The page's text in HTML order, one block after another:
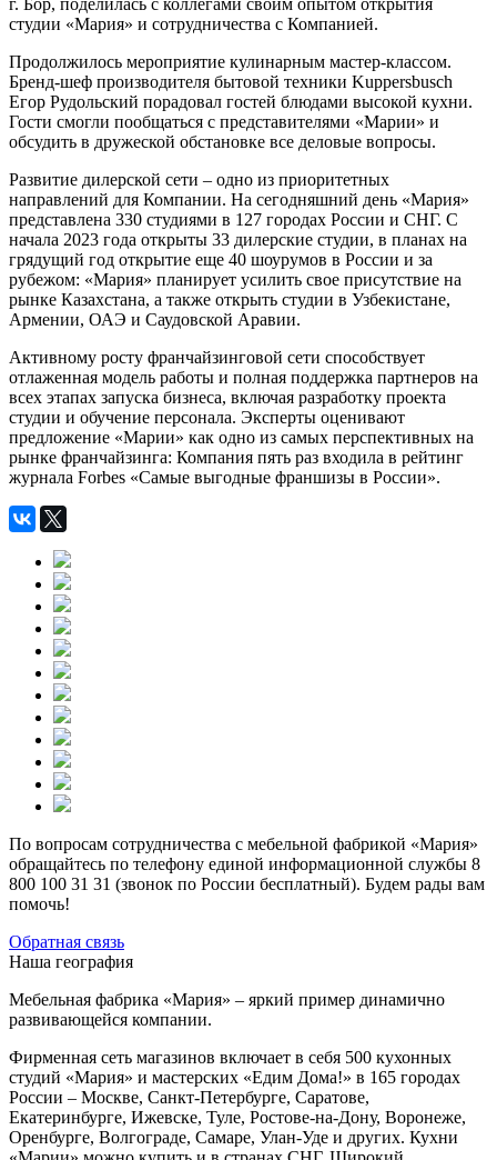
студии «Мария» и сотрудничества с Компанией.
Продолжилось мероприятие кулинарным мастер-классом.
Бренд-шеф производителя бытовой техники Kuppersbusch
Егор Рудольский порадовал гостей блюдами высокой кухни.
Гости смогли пообщаться с представителями «Марии» и
обсудить в дружеской обстановке все деловые вопросы.
Развитие дилерской сети – одно из приоритетных
направлений для Компании. На сегодняшний день «Мария»
представлена 330 студиями в 127 городах России и СНГ. С
начала 2023 года открыты 33 дилерские студии, в планах на
грядущий год открытие еще 40 шоурумов в России и за
рубежом: «Мария» планирует усилить свое присутствие на
рынке Казахстана, а также открыть студии в Узбекистане,
Армении, ОАЭ и Саудовской Аравии.
Активному росту франчайзинговой сети способствует
отлаженная модель работы и полная поддержка партнеров на
всех этапах запуска бизнеса, включая разработку проекта
студии и обучение персонала. Эксперты оценивают
предложение «Марии» как одно из самых перспективных на
рынке франчайзинга: Компания пять раз входила в рейтинг
журнала Forbes «Самые выгодные франшизы в России».
По вопросам сотрудничества с мебельной фабрикой «Мария»
обращайтесь по телефону единой информационной службы 8
800 100 31 31 (звонок по России бесплатный). Будем рады вам
помочь!
Обратная связь
Наша география
Мебельная фабрика «Мария» – яркий пример динамично
развивающейся компании.
Фирменная сеть магазинов включает в себя 500 кухонных
студий «Мария» и мастерских «Едим Дома!» в 165 городах
России – Москве, Санкт-Петербурге, Саратове,
Екатеринбурге, Ижевске, Туле, Ростове-на-Дону, Воронеже,
Оренбурге, Волгограде, Самаре, Улан-Уде и других. Кухни